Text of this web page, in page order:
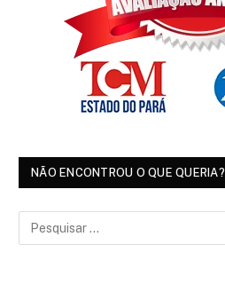
NÃO ENCONTROU O QUE QUERIA?